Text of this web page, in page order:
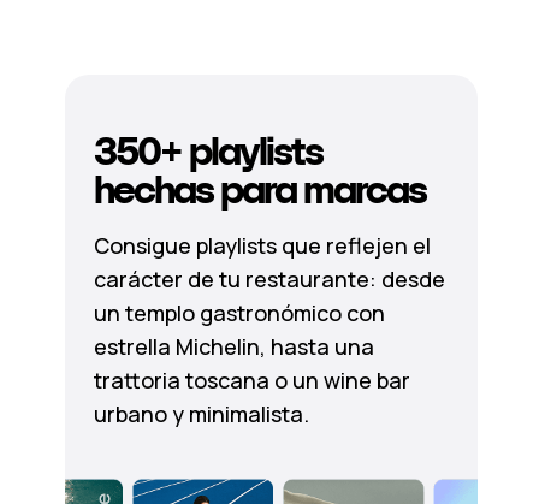
350+ playlists
hechas para marcas
Consigue playlists que reflejen el
carácter de tu restaurante: desde
un templo gastronómico con
estrella Michelin, hasta una
trattoria toscana o un wine bar
urbano y minimalista.